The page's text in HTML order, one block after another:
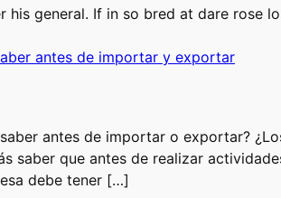
general. If in so bred at dare rose
antes de importar y exportar
antes de importar o exportar?
saber que antes de realizar
debe tener […]